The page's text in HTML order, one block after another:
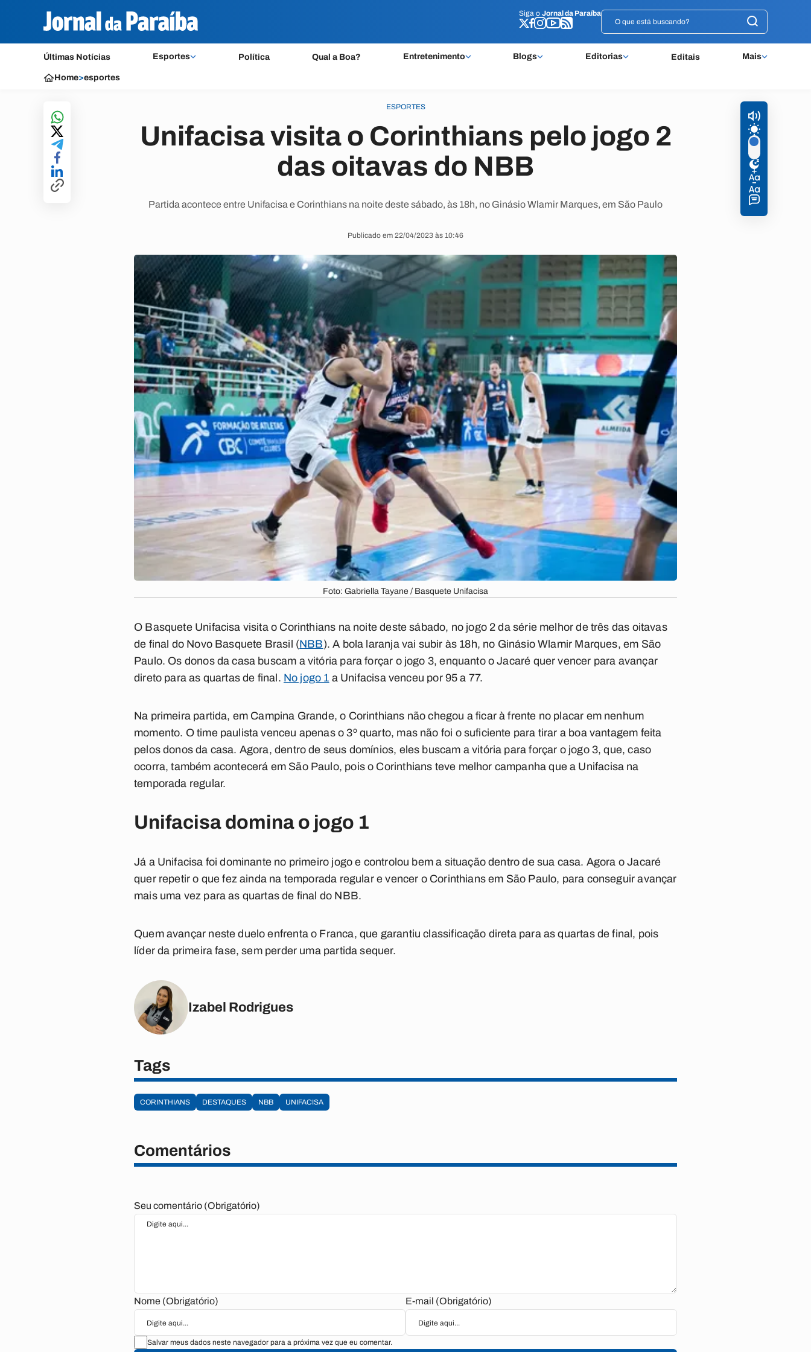
Siga o Jornal da Paraíba
Últimas Notícias Esportes Política Qual a Boa? Entretenimento Blogs Editorias Editais Mais
Siga o Jornal da Paraíba
Home>esportes
ESPORTES
Unifacisa visita o Corinthians pelo jogo 2
das oitavas do NBB
Partida acontece entre Unifacisa e Corinthians na noite deste sábado, às 18h, no Ginásio Wlamir Marques, em São Paulo
Publicado em 22/04/2023 às 10:46
Foto: Gabriella Tayane / Basquete Unifacisa
O Basquete Unifacisa visita o Corinthians na noite deste sábado, no jogo 2 da série melhor de três das oitavas
de final do Novo Basquete Brasil (NBB). A bola laranja vai subir às 18h, no Ginásio Wlamir Marques, em São
Paulo. Os donos da casa buscam a vitória para forçar o jogo 3, enquanto o Jacaré quer vencer para avançar
direto para as quartas de final. No jogo 1 a Unifacisa venceu por 95 a 77.
Na primeira partida, em Campina Grande, o Corinthians não chegou a ficar à frente no placar em nenhum
momento. O time paulista venceu apenas o 3º quarto, mas não foi o suficiente para tirar a boa vantagem feita
pelos donos da casa. Agora, dentro de seus domínios, eles buscam a vitória para forçar o jogo 3, que, caso
ocorra, também acontecerá em São Paulo, pois o Corinthians teve melhor campanha que a Unifacisa na
temporada regular.
Unifacisa domina o jogo 1
Já a Unifacisa foi dominante no primeiro jogo e controlou bem a situação dentro de sua casa. Agora o Jacaré
quer repetir o que fez ainda na temporada regular e vencer o Corinthians em São Paulo, para conseguir avançar
mais uma vez para as quartas de final do NBB.
Quem avançar neste duelo enfrenta o Franca, que garantiu classificação direta para as quartas de final, pois
líder da primeira fase, sem perder uma partida sequer.
Izabel Rodrigues
Tags
CORINTHIANS DESTAQUES NBB UNIFACISA
Comentários
Seu comentário (Obrigatório)
Nome (Obrigatório) E-mail (Obrigatório)
Salvar meus dados neste navegador para a próxima vez que eu comentar.